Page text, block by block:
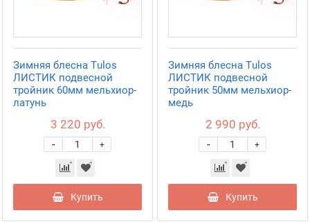
Зимняя блесна Tulos
ЛИСТИК подвесной
тройник 60мм мельхиор-
латунь
3 220 руб.
+
-
Купить
Зимняя блесна Tulos
ЛИСТИК подвесной
тройник 50мм мельхиор-
медь
2 990 руб.
+
-
Купить